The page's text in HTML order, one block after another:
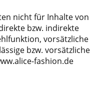
nicht für Inhalte von
bzw. indirekte
vorsätzliche
bzw. vorsätzliche
fashion.de